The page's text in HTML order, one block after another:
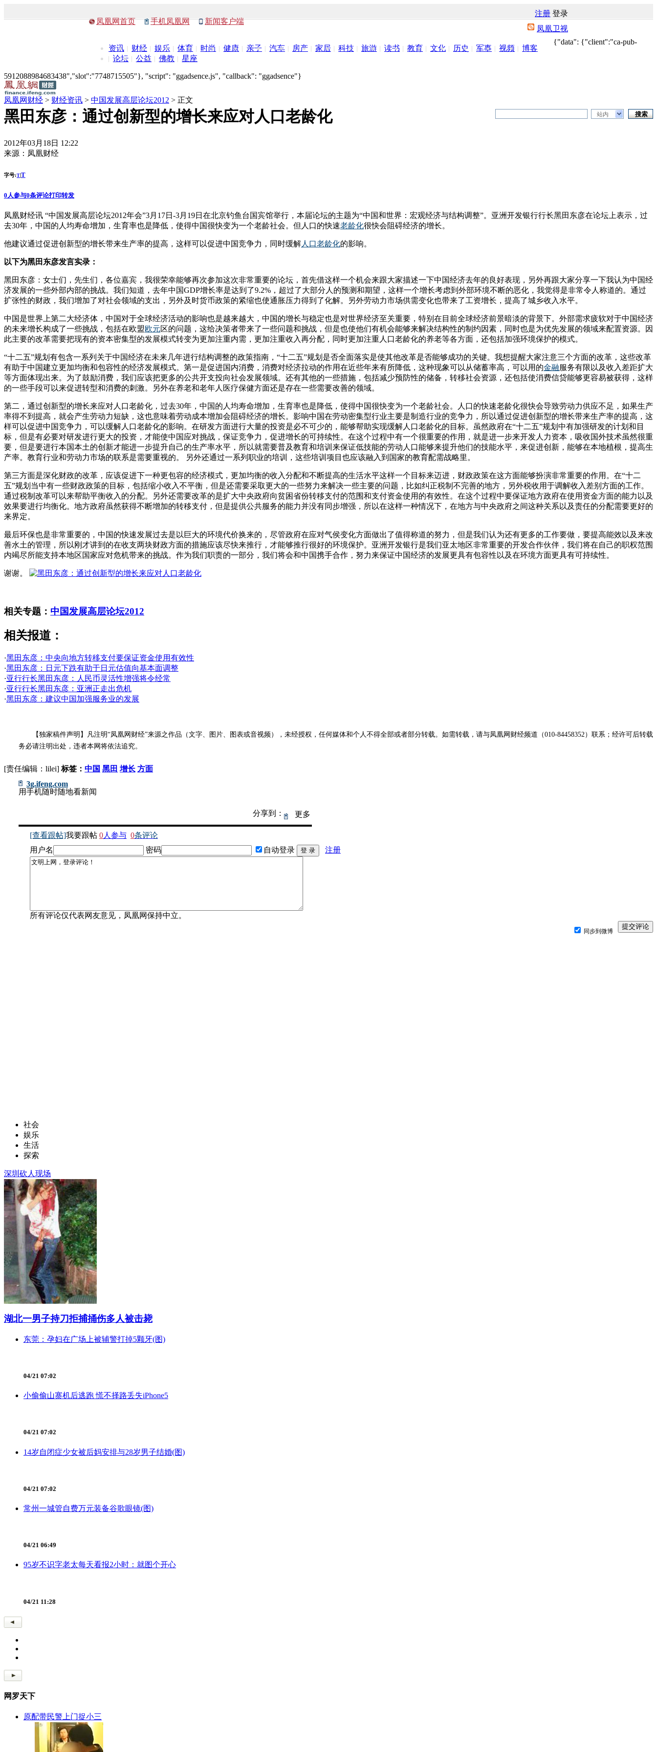
凤凰网首页 手机凤凰网 新闻客户端
注册 登录
凤凰卫视
资讯 财经 娱乐 体育 时尚 健康 亲子 汽车 房产 家居 科技 旅游 读书 教育 文化 历史 军事 视频
博客
论坛
公益 佛教 星座
{"data": {"client":"ca-pub-
5912088984683438","slot":"7748715505"}, "script": "ggadsence.js", "callback": "ggadsence"}
凤凰网财经 > 财经资讯 > 中国发展高层论坛2012 > 正文
站内
黑田东彦：通过创新型的增长来应对人口老龄化
2012年03月18日 12:22
来源： 凤凰财经
字号:T|T
0 人参与0条评论打印转发
凤凰财经讯 “中国发展高层论坛2012年会”3月17日-3月19日在北京钓鱼台国宾馆举行，本届论坛的主题为“中国和世界：宏观经济与结构调整”。亚洲开发银行行长黑田东彦在论坛上表示，过
去30年，中国的人均寿命增加，生育率也是降低，使得中国很快变为一个老龄社会。但人口的快速老龄化很快会阻碍经济的增长。
他建议通过促进创新型的增长带来生产率的提高，这样可以促进中国竞争力，同时缓解人口老龄化的影响。
以下为黑田东彦发言实录：
黑田东彦：女士们，先生们，各位嘉宾，我很荣幸能够再次参加这次非常重要的论坛，首先借这样一个机会来跟大家描述一下中国经济去年的良好表现，另外再跟大家分享一下我认为中国经
济发展的一些外部内部的挑战。我们知道，去年中国GDP增长率是达到了9.2%，超过了大部分人的预测和期望，这样一个增长考虑到外部环境不断的恶化，我觉得是非常令人称道的。通过
扩张性的财政，我们增加了对社会领域的支出，另外及时货币政策的紧缩也使通胀压力得到了化解。另外劳动力市场供需变化也带来了工资增长，提高了城乡收入水平。
中国是世界上第二大经济体，中国对于全球经济活动的影响也是越来越大，中国的增长与稳定也是对世界经济至关重要，特别在目前全球经济前景暗淡的背景下。外部需求疲软对于中国经济
的未来增长构成了一些挑战，包括在欧盟欧元区的问题，这给决策者带来了一些问题和挑战，但是也使他们有机会能够来解决结构性的制约因素，同时也是为优先发展的领域来配置资源。因
此主要的改革需要把现有的资本密集型的发展模式转变为更加注重内需，更加注重收入再分配，同时更加注重人口老龄化的养老等各方面，还包括加强环境保护的模式。
“十二五”规划有包含一系列关于中国经济在未来几年进行结构调整的政策指南，“十二五”规划是否全面落实是使其他改革是否能够成功的关键。我想提醒大家注意三个方面的改革，这些改革
有助于中国建立更加均衡和包容性的经济发展模式。第一是促进国内消费，消费对经济拉动的作用在近些年来有所降低，这种现象可以从储蓄率高，可以用的金融服务有限以及收入差距扩大
等方面体现出来。为了鼓励消费，我们应该把更多的公共开支投向社会发展领域。还有其他的一些措施，包括减少预防性的储备，转移社会资源，还包括使消费信贷能够更容易被获得，这样
的一些手段可以来促进转型和消费的刺激。另外在养老和老年人医疗保健方面还是存在一些需要改善的领域。
第二，通过创新型的增长来应对人口老龄化，过去30年，中国的人均寿命增加，生育率也是降低，使得中国很快变为一个老龄社会。人口的快速老龄化很快会导致劳动力供应不足，如果生产
率得不到提高，就会产生劳动力短缺，这也意味着劳动成本增加会阻碍经济的增长。影响中国在劳动密集型行业主要是制造行业的竞争力，所以通过促进创新型的增长带来生产率的提高，这
样可以促进中国竞争力，可以缓解人口老龄化的影响。在研发方面进行大量的投资是必不可少的，能够帮助实现缓解人口老龄化的目标。虽然政府在“十二五”规划中有加强研发的计划和目
标，但是有必要对研发进行更大的投资，才能使中国应对挑战，保证竞争力，促进增长的可持续性。在这个过程中有一个很重要的作用，就是进一步来开发人力资本，吸收国外技术虽然很重
要，但是要进行本国本土的创新才能进一步提升自己的生产率水平，所以就需要普及教育和培训来保证低技能的劳动人口能够来提升他们的技能水平，来促进创新，能够在本地植根，提高生
产率。教育行业和劳动力市场的联系是需要重视的。 另外还通过一系列职业的培训，这些培训项目也应该融入到国家的教育配需战略里。
第三方面是深化财政的改革，应该促进下一种更包容的经济模式，更加均衡的收入分配和不断提高的生活水平这样一个目标来迈进，财政政策在这方面能够扮演非常重要的作用。在“十二
五”规划当中有一些财政政策的目标，包括缩小收入不平衡，但是还需要采取更大的一些努力来解决一些主要的问题，比如纠正税制不完善的地方，另外税收用于调解收入差别方面的工作。
通过税制改革可以来帮助平衡收入的分配。另外还需要改革的是扩大中央政府向贫困省份转移支付的范围和支付资金使用的有效性。在这个过程中要保证地方政府在使用资金方面的能力以及
效果要进行均衡化。地方政府虽然获得不断增加的转移支付，但是提供公共服务的能力并没有同步增强，所以在这样一种情况下，在地方与中央政府之间这种关系以及责任的分配需要更好的
来界定。
最后环保也是非常重要的，中国的快速发展过去是以巨大的环境代价换来的，尽管政府在应对气侯变化方面做出了值得称道的努力，但是我们认为还有更多的工作要做，要提高能效以及来改
善水土的管理，所以刚才讲到的在收支两块财政方面的措施应该尽快来推行，才能够推行很好的环境保护。亚洲开发银行是我们亚太地区非常重要的开发合作伙伴，我们将在自己的职权范围
内竭尽所能支持本地区国家应对危机带来的挑战。作为我们职责的一部分，我们将会和中国携手合作，努力来保证中国经济的发展更具有包容性以及在环境方面更具有可持续性。
谢谢。
相关专题： 中国发展高层论坛2012
相关报道：
·黑田东彦：中央向地方转移支付要保证资金使用有效性
·黑田东彦：日元下跌有助于日元估值向基本面调整
·亚行行长黑田东彦：人民币灵活性增强将令经常
·亚行行长黑田东彦：亚洲正走出危机
·黑田东彦：建议中国加强服务业的发展
【独家稿件声明】凡注明“凤凰网财经”来源之作品（文字、图片、图表或音视频），未经授权，任何媒体和个人不得全部或者部分转载。如需转载，请与凤凰网财经频道（010-84458352）联系；经许可后转载
务必请注明出处，违者本网将依法追究。
[责任编辑：lilei] 标签： 中国 黑田 增长 方面
3g.ifeng.com
用手机随时随地看新闻
分享到： 更多
[查看跟帖]我要跟帖 0人参与 0条评论
用户名
密码 自动登录 注册
所有评论仅代表网友意见，凤凰网保持中立。
同步到微博
社会
娱乐
生活
探索
深圳砍人现场
湖北一男子持刀拒捕捅伤多人被击毙
东莞：孕妇在广场上被辅警打掉5颗牙(图)
04/21 07:02
小偷偷山寨机后逃跑 慌不择路丢失iPhone5
04/21 07:02
14岁自闭症少女被后妈安排与28岁男子结婚(图)
04/21 07:02
常州一城管自费万元装备谷歌眼镜(图)
04/21 06:49
95岁不识字老太每天看报2小时：就图个开心
04/21 11:28
网罗天下
原配带民警上门捉小三